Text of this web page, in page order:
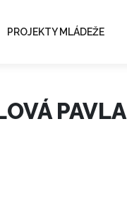
PROJEKTY MLÁDEŽE
PAVLA